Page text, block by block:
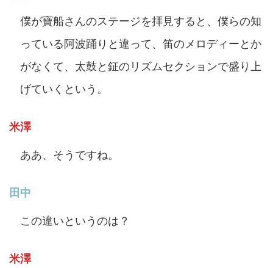
僕が寶船さんのステージを拝見すると、僕らの知
っている阿波踊りと違って、笛のメロディーとか
がなくて、太鼓と鉦のリズムセクションで盛り上
げていくという。
米澤
ああ、そうですね。
田中
この違いというのは？
米澤